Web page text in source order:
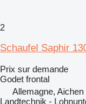
2
Schaufel Saphir
Prix sur demande
Godet frontal
Allemagne, Aichen
Landtechnik -